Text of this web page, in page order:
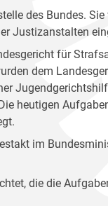
des Bundes. Sie
Justizanstalten
für
dem
heutigen
im
die die